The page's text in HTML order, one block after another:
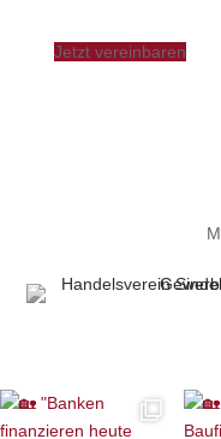
Jetzt vereinbaren